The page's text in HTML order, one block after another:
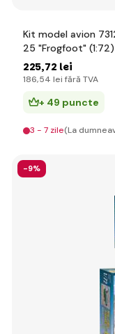
Kit model avion
25 "Frogfoot" (1:72)
225,72 lei
186,54 lei fără TVA
+ 49 puncte
3 - 7 zile(La
-9%